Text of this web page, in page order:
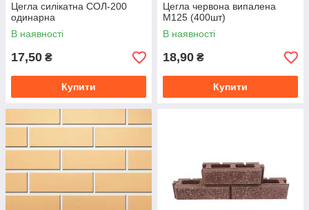
Цегла силікатна СОЛ-200
одинарна
В наявності
17,50 ₴
Купити
Цегла червона випалена
М125 (400шт)
В наявності
18,90 ₴
Купити